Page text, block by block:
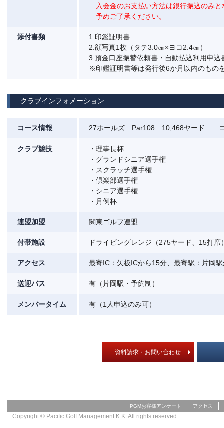
入会金のお支払い方法は銀行振込のみ
予めご了承ください。
添付書類
1.印鑑証明書
2.顔写真1枚（タテ3.0㎝×ヨコ2.4㎝）
3.預金口座振替依頼書・自動払込利用申
※印鑑証明書等は発行後6か月以内のもの
クラブインフォメーション
コース情報 27ホールズ Par108 10,468ヤード コ
クラブ競技
・理事長杯
・グランドシニア選手権
・スクラッチ選手権
・倶楽部選手権
・シニア選手権
・月例杯
連盟加盟 関東ゴルフ連盟
付帯施設 ドライビングレンジ（275ヤード、15打
アクセス 最寄IC：矢板ICから15分、最寄駅：片岡
送迎バス 有（片岡駅・予約制）
メンバータイム 有（1人申込のみ可）
資料請求・お問い合わせ
PGMお客様アンケート アクセス
Copyright © Pacific Golf Management K.K. All rights reserved.